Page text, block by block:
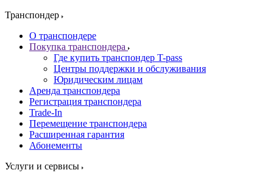
Транспондер
О транспондере
Покупка транспондера
Где купить транспондер T-pass
Центры поддержки и обслуживания
Юридическим лицам
Аренда транспондера
Регистрация транспондера
Trade-In
Перемещение транспондера
Расширенная гарантия
Абонементы
Услуги и сервисы